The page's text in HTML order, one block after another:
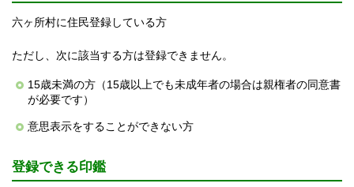
六ヶ所村に住民登録している方
ただし、次に該当する方は登録できません。
15歳未満の方（15歳以上でも未成年者の場合は親権者の同意書
が必要です）
意思表示をすることができない方
登録できる印鑑